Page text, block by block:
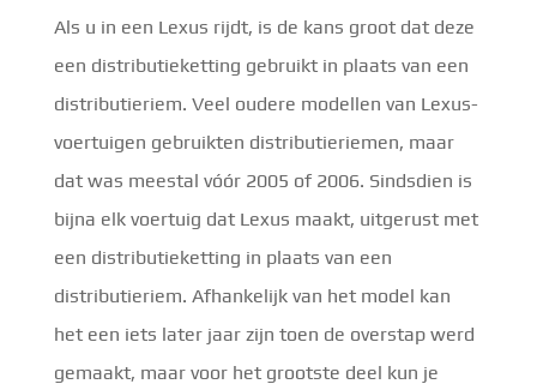
Als u in een Lexus rijdt, is de kans groot dat deze
een distributieketting gebruikt in plaats van een
distributieriem. Veel oudere modellen van Lexus-
voertuigen gebruikten distributieriemen, maar
dat was meestal vóór 2005 of 2006. Sindsdien is
bijna elk voertuig dat Lexus maakt, uitgerust met
een distributieketting in plaats van een
distributieriem. Afhankelijk van het model kan
het een iets later jaar zijn toen de overstap werd
gemaakt, maar voor het grootste deel kun je